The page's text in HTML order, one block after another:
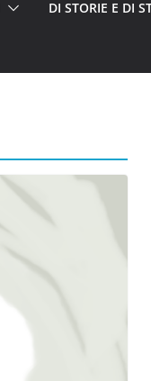
DI STORIE E DI